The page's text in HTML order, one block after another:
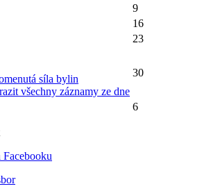
9
16
23
síla bylin
všechny záznamy ze dne
30
6